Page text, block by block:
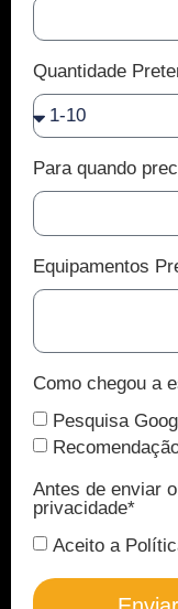
Quantidade
Para quando
Equipamentos
Como chegou a
Pesquisa
Antes de enviar
privacidade*
Aceito a